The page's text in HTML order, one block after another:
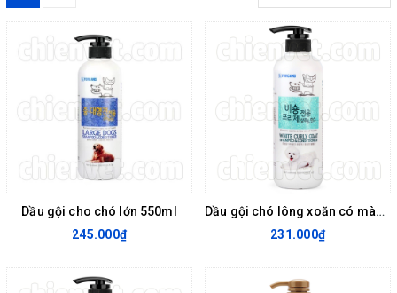
Dầu gội cho chó lớn 550ml
245.000₫
Dầu gội chó lông xoăn có màu trắng White Curly Coat Shampoo 550 ml
231.000₫